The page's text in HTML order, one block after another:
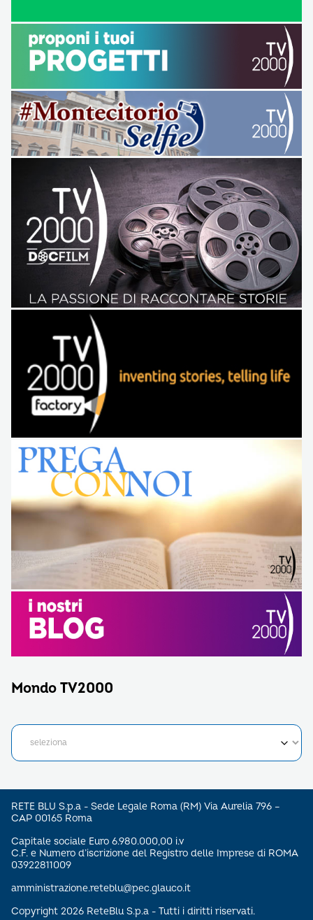
Mondo TV2000
RETE BLU S.p.a - Sede Legale Roma (RM) Via Aurelia 796 –
CAP 00165 Roma
Capitale sociale Euro 6.980.000,00 i.v
C.F. e Numero d’iscrizione del Registro delle Imprese di ROMA
03922811009
amministrazione.reteblu@pec.glauco.it
Copyright 2026 ReteBlu S.p.a - Tutti i diritti riservati.